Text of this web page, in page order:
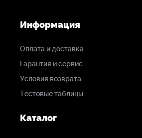
Информация
Оплата и доставка
Гарантия и сервис
Условия возврата
Тестовые таблицы
Каталог